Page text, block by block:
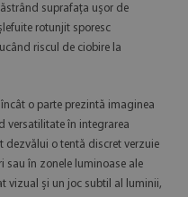
suprafața ușor de
rotunjit sporesc
riscul de ciobire la
o parte prezintă imaginea
versatilitate în integrarea
dezvălui o tentă discret verzuie
sau în zonele luminoase ale
vizual și un joc subtil al luminii,